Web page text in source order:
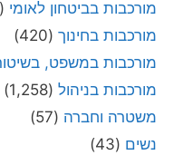
מורכבות בביטחון לאומי (4,504)
מורכבות בחינוך (420)
מורכבות במשפט,
מורכבות בניהול (1,258)
משטרה וחברה (57)
נשים (43)